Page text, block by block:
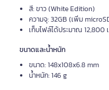
สี: ขาว (White Edition)
ความจุ: 32GB (เพิ่ม
เก็บไฟล์ได้ประมาณ 12,800
ขนาดและน้ำหนัก
ขนาด: 148x108x6.8 mm
น้ำหนัก: 146 g